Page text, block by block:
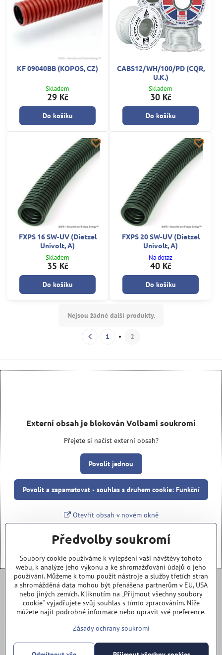
KF 09040BB (KOPOS, CZ)
Skladem
29 Kč
Do košíku
CABS12/WH/100/PD (CQR,
U.K.)
Skladem
30 Kč
Do košíku
FXPS 16 SW-UV (Dietzel
Univolt, A)
Skladem
35 Kč
Do košíku
FXPS 20 SW-UV (Dietzel
Univolt, A)
Na dotaz
40 Kč
Do košíku
Nejsou žádné další produkty.
1 2
Externí obsah je blokován Volbami soukromí
Přejete si načíst externí obsah?
Povolit jednou
Povolit a zapamatovat - souhlas s druhem cookie: Funkční
Otevřít obsah v novém okně
SAFE - Security and Future Energy™
+420 777 365 723
+420 733 282 515
Předvolby soukromí
Soubory cookie používáme k vylepšení vaší návštěvy tohoto
webu, k analýze jeho výkonu a ke shromažďování údajů o jeho
používání. Můžeme k tomu použít nástroje a služby třetích stran
a shromážděná data mohou být přenášena partnerům v EU, USA
nebo jiných zemích. Kliknutím na „Přijmout všechny soubory
cookie“ vyjadřujete svůj souhlas s tímto zpracováním. Níže
můžete najít podrobné informace nebo upravit své preference.
Zásady ochrany soukromí